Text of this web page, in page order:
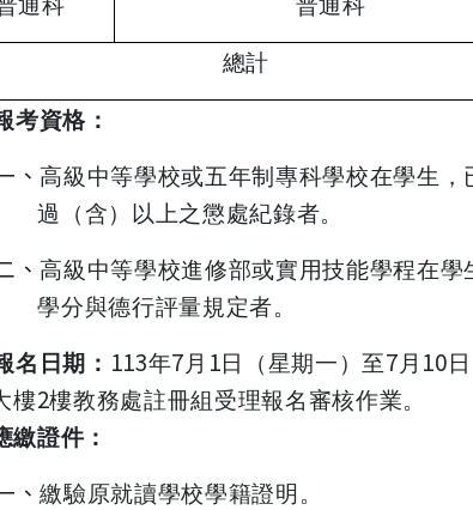
通科 普通科
總計
考資格：
、高級中等學校或五年制專科學校在學生
過（含）以上之懲處紀錄者。
、高級中等學校進修部或實用技能學程在
學分與德行評量規定者。
名日期： 113年7月 1日（星期一）至7月 10
樓2樓教務處註冊組受理報名審核作業。
繳證件：
、繳驗原就讀學校學籍證明。